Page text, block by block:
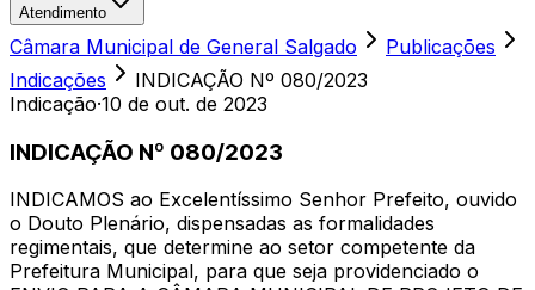
Atendimento
Câmara Municipal de General Salgado
Publicações
Indicações
INDICAÇÃO Nº 080/2023
Indicação·10 de out. de 2023
INDICAÇÃO Nº 080/2023
INDICAMOS ao Excelentíssimo Senhor Prefeito, ouvido
o Douto Plenário, dispensadas as formalidades
regimentais, que determine ao setor competente da
Prefeitura Municipal, para que seja providenciado o